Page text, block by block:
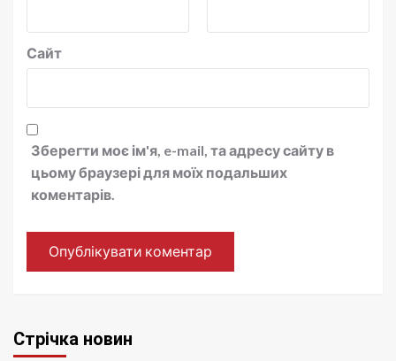
Сайт
Зберегти моє ім'я, e-mail, та адресу сайту в
цьому браузері для моїх подальших
коментарів.
Стрічка новин